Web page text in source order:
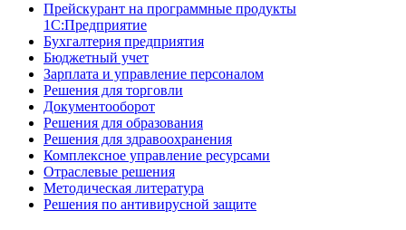
Прейскурант на программные продукты
1С:Предприятие
Бухгалтерия предприятия
Бюджетный учет
Зарплата и управление персоналом
Решения для торговли
Документооборот
Решения для образования
Решения для здравоохранения
Комплексное управление ресурсами
Отраслевые решения
Методическая литература
Решения по антивирусной защите